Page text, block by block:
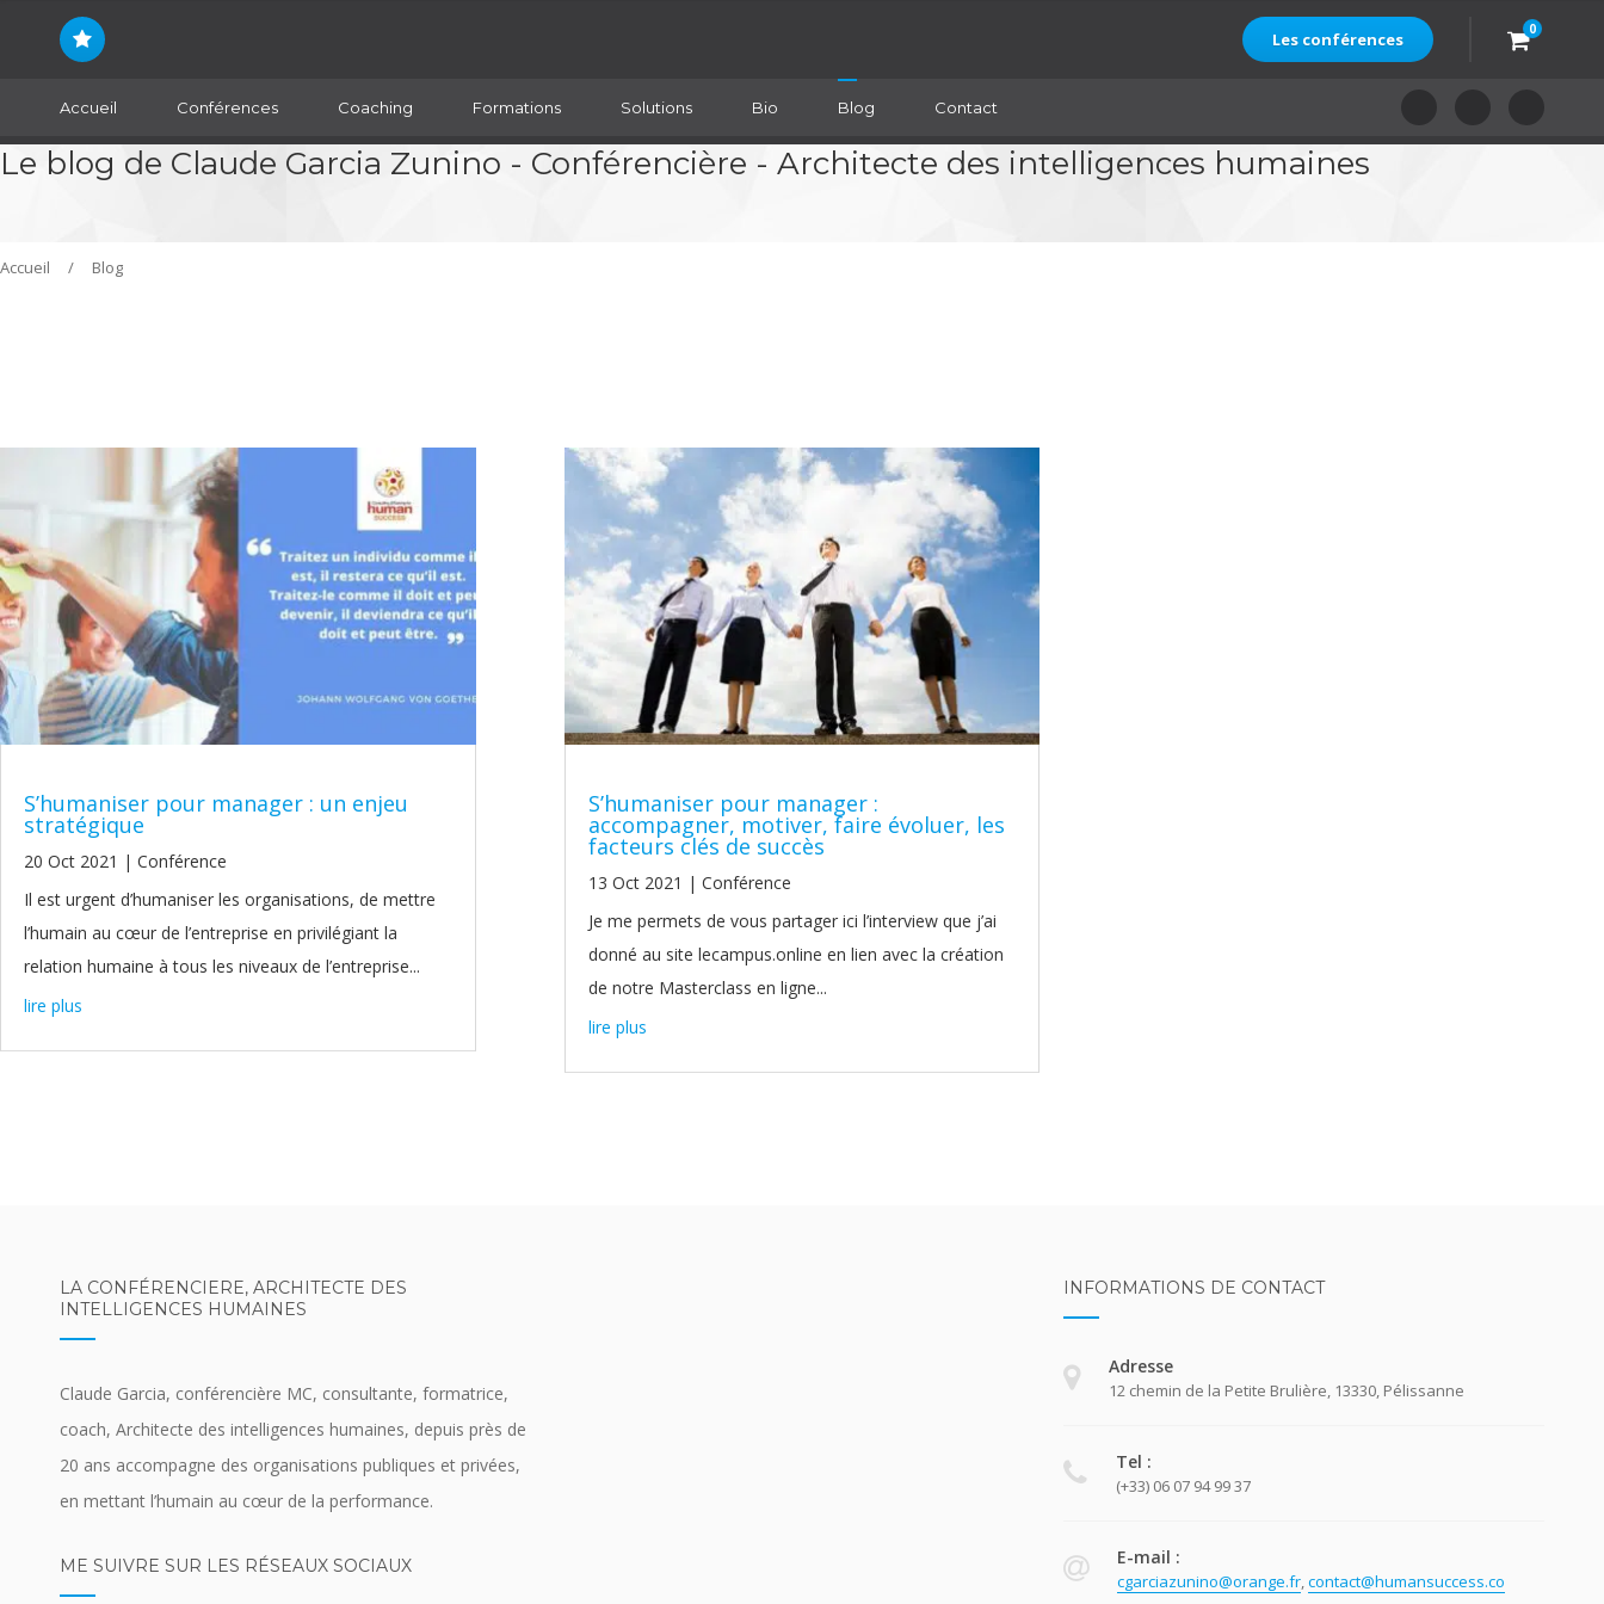
0
Les conférences
Accueil Conférences Coaching Formations Solutions Bio Blog Contact
Le blog de Claude Garcia Zunino - Conférencière - Architecte des intelligences humaines
Accueil / Blog
S’humaniser pour manager : un enjeu
stratégique
20 Oct 2021 | Conférence
Il est urgent d’humaniser les organisations, de mettre
l’humain au cœur de l’entreprise en privilégiant la
relation humaine à tous les niveaux de l’entreprise...
lire plus
S’humaniser pour manager :
accompagner, motiver, faire évoluer, les
facteurs clés de succès
13 Oct 2021 | Conférence
Je me permets de vous partager ici l’interview que j’ai
donné au site lecampus.online en lien avec la création
de notre Masterclass en ligne...
lire plus
LA CONFÉRENCIERE, ARCHITECTE DES
INTELLIGENCES HUMAINES
Claude Garcia, conférencière MC, consultante, formatrice,
coach, Architecte des intelligences humaines, depuis près de
20 ans accompagne des organisations publiques et privées,
en mettant l’humain au cœur de la performance.
ME SUIVRE SUR LES RÉSEAUX SOCIAUX
INFORMATIONS DE CONTACT
Adresse
12 chemin de la Petite Brulière, 13330, Pélissanne
Tel :
(+33) 06 07 94 99 37
E-mail :
cgarciazunino@orange.fr,contact@humansuccess.co